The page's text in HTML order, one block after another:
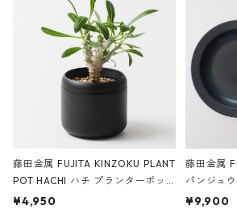
藤田金属 FUJITA KINZOKU PLANT
POT HACHI ハチ プランターポッ
ト 3号 ブラック
¥4,950
藤田金属
パンジュ
m ガス火
¥9,900